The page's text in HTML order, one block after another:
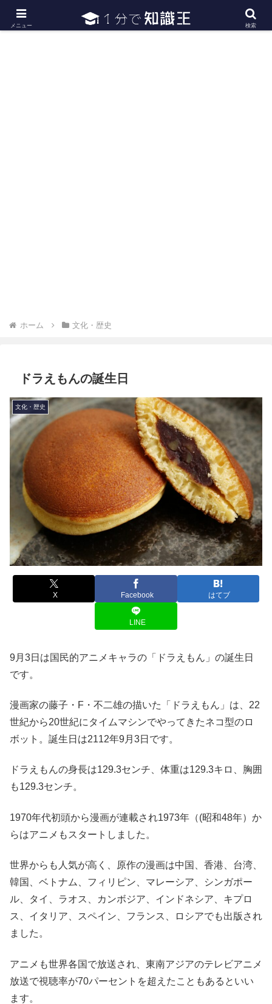
日常で必要な常識・知識や雑学・豆知識を幅広く紹介
ホーム 文化・歴史
ドラえもんの誕生日
文化・歴史
X Facebook はてブ
LINE
9月3日は国民的アニメキャラの「ドラえもん」の誕生日
です。
漫画家の藤子・F・不二雄の描いた「ドラえもん」は、22
世紀から20世紀にタイムマシンでやってきたネコ型のロ
ボット。誕生日は2112年9月3日です。
ドラえもんの身長は129.3センチ、体重は129.3キロ、胸囲
も129.3センチ。
1970年代初頭から漫画が連載され1973年（(昭和48年）か
らはアニメもスタートしました。
世界からも人気が高く、原作の漫画は中国、香港、台湾、
韓国、ベトナム、フィリピン、マレーシア、シンガポー
ル、タイ、ラオス、カンボジア、インドネシア、キプロ
ス、イタリア、スペイン、フランス、ロシアでも出版され
ました。
アニメも世界各国で放送され、東南アジアのテレビアニメ
放送で視聴率が70パーセントを超えたこともあるといい
ます。
メニュー 検索